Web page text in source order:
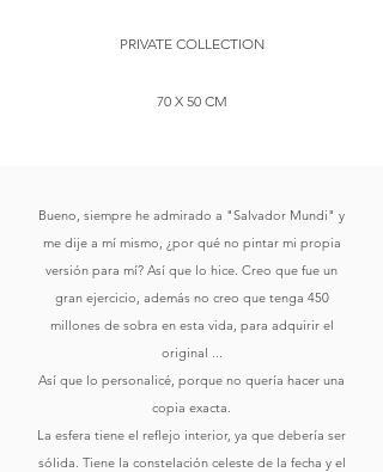
​PRIVATE COLLECTION
70 X 50 CM
Bueno, siempre he admirado a "Salvador Mundi" y
me dije a mí mismo, ¿por qué no pintar mi propia
versión para mí? Así que lo hice. Creo que fue un
gran ejercicio, además no creo que tenga 450
millones de sobra en esta vida, para adquirir el
original ...
Así que lo personalicé, porque no quería hacer una
copia exacta.
La esfera tiene el reflejo interior, ya que debería ser
sólida. Tiene la constelación celeste de la fecha y el